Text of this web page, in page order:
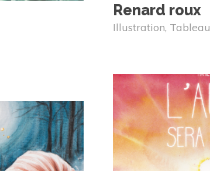
Renard roux
Illustration, Tableau